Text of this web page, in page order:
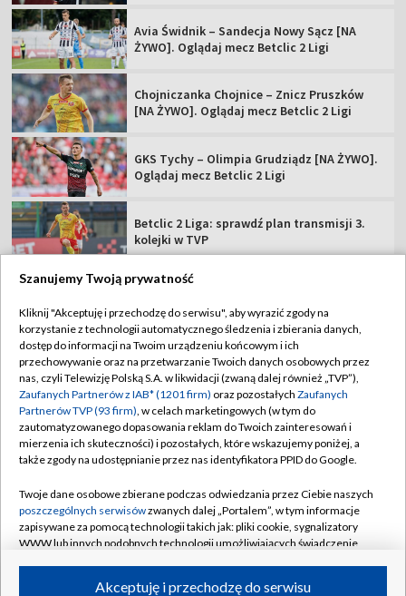
Avia Świdnik – Sandecja Nowy Sącz [NA
ŻYWO]. Oglądaj mecz Betclic 2 Ligi
Chojniczanka Chojnice – Znicz Pruszków
[NA ŻYWO]. Oglądaj mecz Betclic 2 Ligi
GKS Tychy – Olimpia Grudziądz [NA ŻYWO].
Oglądaj mecz Betclic 2 Ligi
Betclic 2 Liga: sprawdź plan transmisji 3.
kolejki w TVP
TVP
Abonament TVP
Sklep TVP
Biuro Reklamy
Oferta Handlowa
Emisja w TVP
Rada Programowa
Ogłoszenia przetargowe
Regulamin TVP
Polityka prywatności
Moje zgody
Biuro reklamy
Kanały
©2026 Telewizja Polska Spółka Akcyjna w likwidacji
Szanujemy Twoją prywatność
Kliknij "Akceptuję i przechodzę do serwisu", aby wyrazić zgody na
korzystanie z technologii automatycznego śledzenia i zbierania danych,
dostęp do informacji na Twoim urządzeniu końcowym i ich
przechowywanie oraz na przetwarzanie Twoich danych osobowych przez
nas, czyli Telewizję Polską S.A. w likwidacji (zwaną dalej również „TVP”),
Zaufanych Partnerów z IAB* (1201 firm) oraz pozostałych Zaufanych
Partnerów TVP (93 firm), w celach marketingowych (w tym do
zautomatyzowanego dopasowania reklam do Twoich zainteresowań i
mierzenia ich skuteczności) i pozostałych, które wskazujemy poniżej, a
także zgody na udostępnianie przez nas identyfikatora PPID do Google.
Twoje dane osobowe zbierane podczas odwiedzania przez Ciebie naszych
poszczególnych serwisówzwanych dalej „Portalem”, w tym informacje
zapisywane za pomocą technologii takich jak: pliki cookie, sygnalizatory
WWW lub innych podobnych technologii umożliwiających świadczenie
ruchu w Internecie.Akceptuję i przechodzę do serwisu